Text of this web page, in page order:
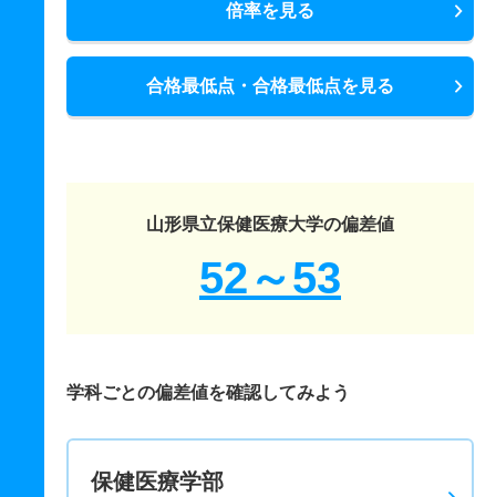
倍率を見る
合格最低点・合格最低点を見る
山形県立保健医療大学の偏差値
52～53
学科ごとの偏差値を確認してみよう
保健医療学部